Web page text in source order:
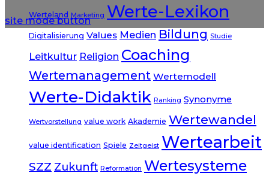
site mode button
Werteland Marketing Werte-Lexikon
Digitalisierung Values Medien Bildung Studie
Leitkultur Religion Coaching
Wertemanagement Wertemodell
Werte-Didaktik Ranking Synonyme
Wertvorstellung value work Akademie Wertewandel
value identification Spiele Zeitgeist Wertearbeit
SZZ Zukunft Reformation Wertesysteme